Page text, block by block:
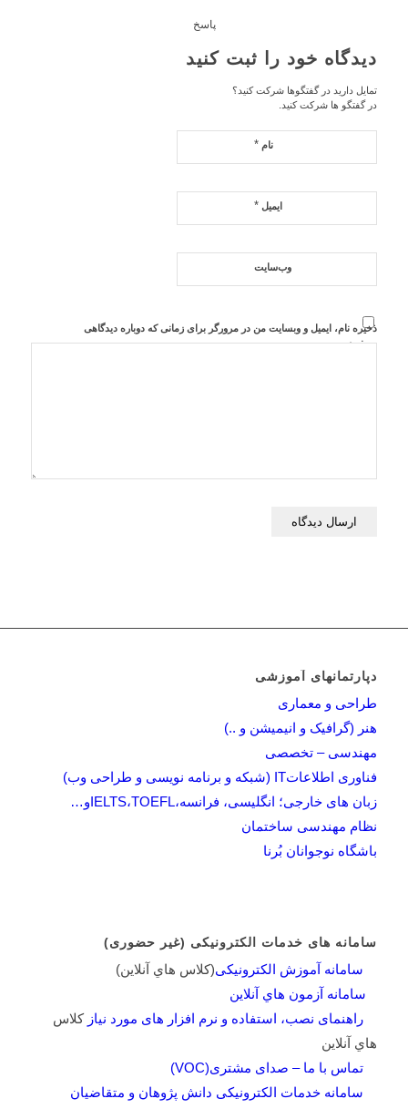
پاسخ
دیدگاه خود را ثبت کنید
تمایل دارید در گفتگوها شرکت کنید؟
در گفتگو ها شرکت کنید.
نام*
ایمیل*
وب‌سایت
ذخیره نام، ایمیل و وبسایت من در مرورگر برای زمانی که دوباره دیدگاهی
می‌نویسم.
دپارتمانهای آموزشی
طراحی و معماری
هنر (گرافیک و انیمیشن و ..)
مهندسی – تخصصی
فناوری اطلاعاتIT (شبکه و برنامه نویسی و طراحی وب)
زبان های خارجی؛ انگلیسی، فرانسه،IELTS،TOEFLو…
نظام مهندسی ساختمان
باشگاه نوجوانان بُرنا
سامانه های خدمات الکترونیکی (غیر حضوری)
سامانه آموزش الکترونیکی(کلاس هاي آنلاين)
سامانه آزمون هاي آنلاين
راهنمای نصب، استفاده و نرم افزار های مورد نیاز کلاس
هاي آنلاين
تماس با ما – صدای مشتری(VOC)
سامانه خدمات الکترونیکی دانش پژوهان و متقاضیان